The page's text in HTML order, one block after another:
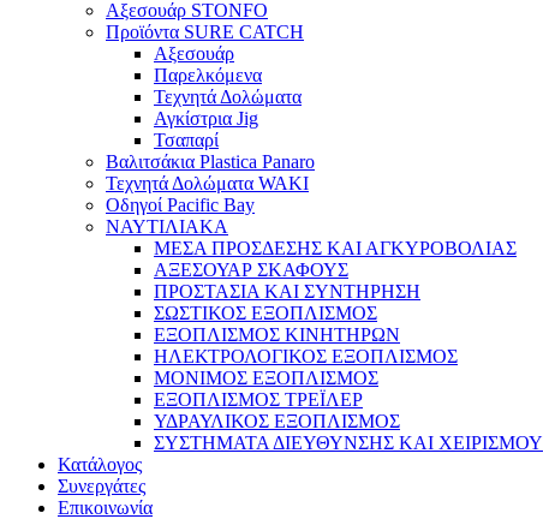
Αξεσουάρ STONFO
Προϊόντα SURE CATCH
Αξεσουάρ
Παρελκόμενα
Τεχνητά Δολώματα
Αγκίστρια Jig
Τσαπαρί
Βαλιτσάκια Plastica Panaro
Τεχνητά Δολώματα WAKI
Οδηγοί Pacific Bay
ΝΑΥΤΙΛΙΑΚΑ
ΜΕΣΑ ΠΡΟΣΔΕΣΗΣ ΚΑΙ ΑΓΚΥΡΟΒΟΛΙΑΣ
ΑΞΕΣΟΥΑΡ ΣΚΑΦΟΥΣ
ΠΡΟΣΤΑΣΙΑ ΚΑΙ ΣΥΝΤΗΡΗΣΗ
ΣΩΣΤΙΚΟΣ ΕΞΟΠΛΙΣΜΟΣ
ΕΞΟΠΛΙΣΜΟΣ ΚΙΝΗΤΗΡΩΝ
ΗΛΕΚΤΡΟΛΟΓΙΚΟΣ ΕΞΟΠΛΙΣΜΟΣ
ΜΟΝΙΜΟΣ ΕΞΟΠΛΙΣΜΟΣ
ΕΞΟΠΛΙΣΜΟΣ ΤΡΕΪΛΕΡ
ΥΔΡΑΥΛΙΚΟΣ ΕΞΟΠΛΙΣΜΟΣ
ΣΥΣΤΗΜΑΤΑ ΔΙΕΥΘΥΝΣΗΣ ΚΑΙ ΧΕΙΡΙΣΜΟΥ
Κατάλογος
Συνεργάτες
Επικοινωνία